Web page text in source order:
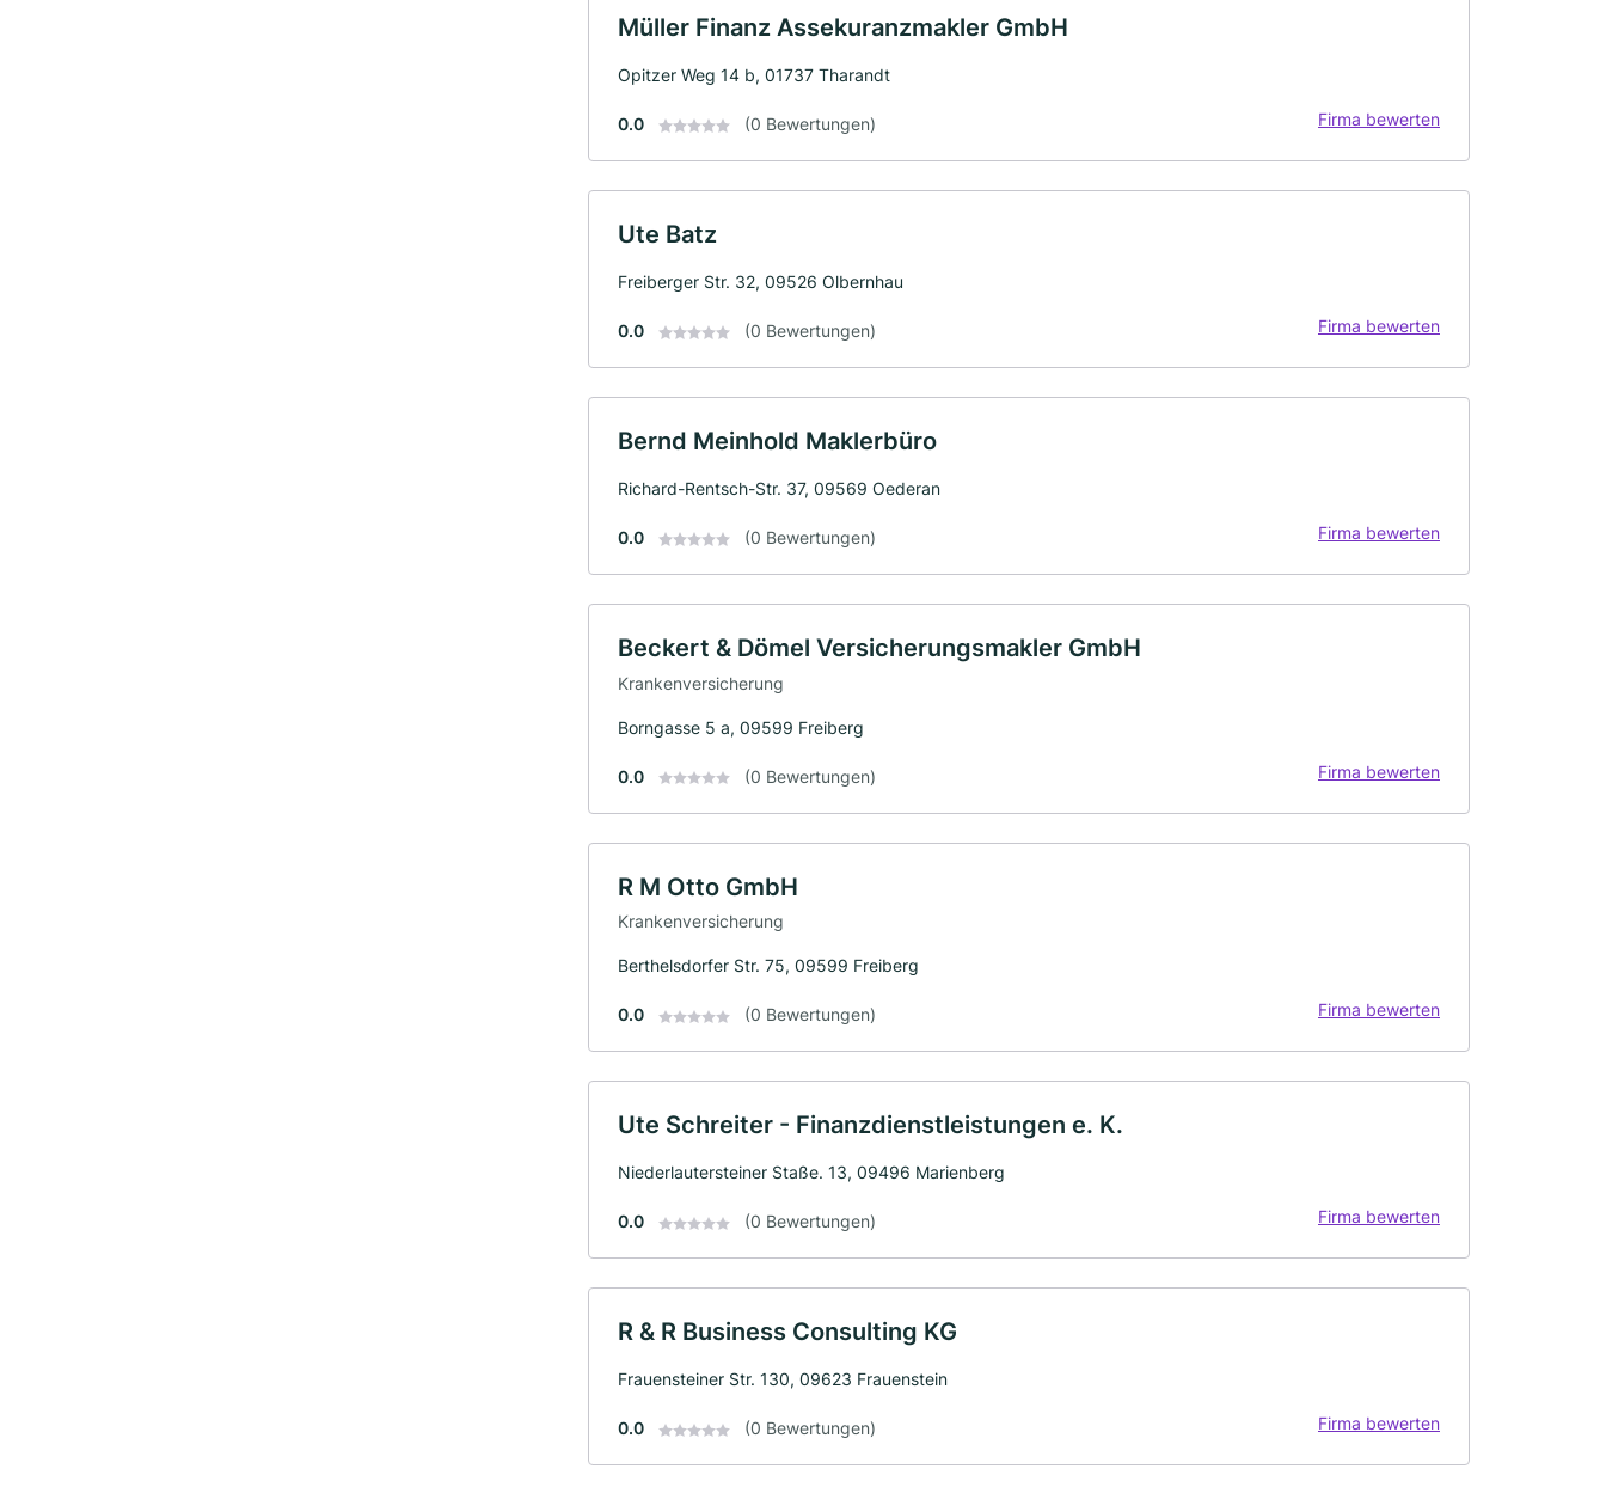
Müller Finanz Assekuranzmakler GmbH
Opitzer Weg 14 b, 01737 Tharandt
0.0 (0 Bewertungen) Firma bewerten
Ute Batz
Freiberger Str. 32, 09526 Olbernhau
0.0 (0 Bewertungen) Firma bewerten
Bernd Meinhold Maklerbüro
Richard-Rentsch-Str. 37, 09569 Oederan
0.0 (0 Bewertungen) Firma bewerten
Beckert & Dömel Versicherungsmakler GmbH
Krankenversicherung
Borngasse 5 a, 09599 Freiberg
0.0 (0 Bewertungen) Firma bewerten
R M Otto GmbH
Krankenversicherung
Berthelsdorfer Str. 75, 09599 Freiberg
0.0 (0 Bewertungen) Firma bewerten
Ute Schreiter - Finanzdienstleistungen e. K.
Niederlautersteiner Staße. 13, 09496 Marienberg
0.0 (0 Bewertungen) Firma bewerten
R & R Business Consulting KG
Frauensteiner Str. 130, 09623 Frauenstein
0.0 (0 Bewertungen) Firma bewerten